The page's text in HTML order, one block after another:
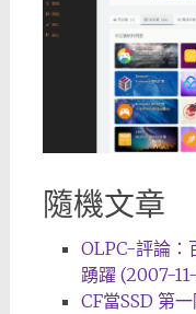
隨機文章
OLPC-評論：
踴躍 (2007-
CF當SSD 第